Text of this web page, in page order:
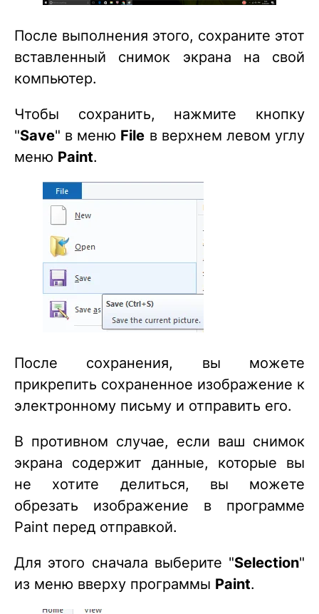
После выполнения этого, сохраните этот
вставленный снимок экрана на свой
компьютер.
Чтобы сохранить, нажмите кнопку
"Save" в меню File в верхнем левом углу
меню Paint.
После сохранения, вы можете
прикрепить сохраненное изображение к
электронному письму и отправить его.
В противном случае, если ваш снимок
экрана содержит данные, которые вы
не хотите делиться, вы можете
обрезать изображение в программе
Paint перед отправкой.
Для этого сначала выберите "Selection"
из меню вверху программы Paint.